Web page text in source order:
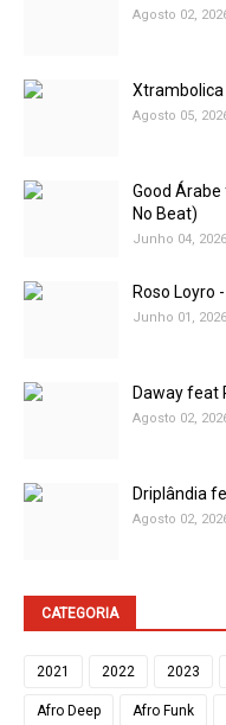
Agosto 02,
Xtrambolica
Agosto 05,
Good Árabe
No Beat)
Junho 04, 2026
Roso Loyro
Junho 01, 2026
Daway feat
Agosto 02,
Driplândia
Agosto 02,
CATEGORIA
2021 2022 2023
Afro Deep Afro Funk